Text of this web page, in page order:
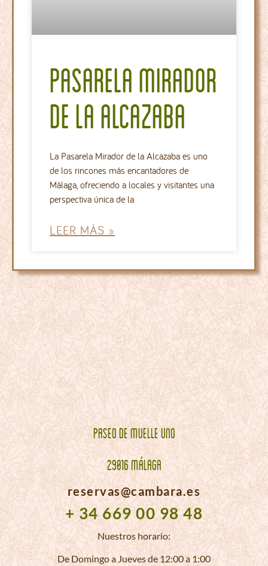
Pasarela Mirador
de la alcazaba
La Pasarela Mirador de la Alcazaba es uno
de los rincones más encantadores de
Málaga, ofreciendo a locales y visitantes una
perspectiva única de la
LEER MÁS »
PASEO DE MUELLE UNO
29016 MÁLAGA
reservas@cambara.es
+ 34 669 00 98 48
Nuestros horario:
De Domingo a Jueves de 12:00 a 1:00